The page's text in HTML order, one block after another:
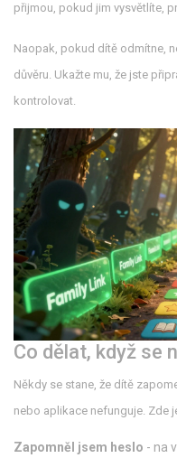
přijmou, pokud jim vysvětlíte,
Naopak, pokud dítě odmítne,
důvěru. Ukažte mu, že jste
kontrolovat.
Co dělat, když se
Někdy se stane, že dítě
nebo aplikace nefunguje. Zde
Zapomněl jsem heslo - na